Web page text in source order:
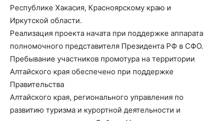
Республике Хакасия, Красноярскому краю и
Иркутской области.
Реализация проекта начата при поддержке аппарата
полномочного представителя Президента РФ в СФО.
Пребывание участников промотура на территории
Алтайского края обеспечено при поддержке
Правительства
Алтайского края, регионального управления по
развитию туризма и курортной деятельности и